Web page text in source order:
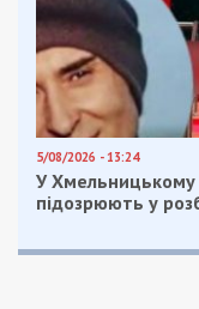
5/08/2026 - 13:24
У
підозрюють у